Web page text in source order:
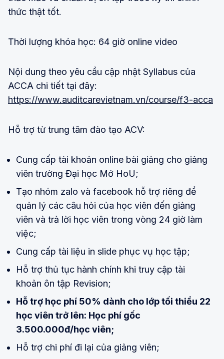
thức thật tốt.
Thời lượng khóa học: 64 giờ online video
Nội dung theo yêu cầu cập nhật Syllabus của
ACCA chi tiết tại đây:
https://www.auditcarevietnam.vn/course/f3-acca
Hỗ trợ từ trung tâm đào tạo ACV:
Cung cấp tài khoản online bài giảng cho giảng
viên trường Đại học Mở HoU;
Tạo nhóm zalo và facebook hỗ trợ riêng để
quản lý các câu hỏi của học viên đến giảng
viên và trả lời học viên trong vòng 24 giờ làm
việc;
Cung cấp tài liệu in slide phục vụ học tập;
Hỗ trợ thủ tục hành chính khi truy cập tài
khoản ôn tập Revision;
Hỗ trợ học phí 50% dành cho lớp tối thiểu 22
học viên trở lên: Học phí gốc
3.500.000đ/học viên;
Hỗ trợ chi phí đi lại của giảng viên;